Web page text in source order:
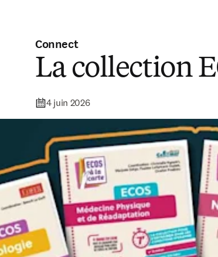
Connect
La collection
4 juin 2026